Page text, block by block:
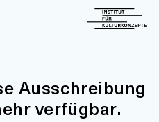
Ausschreibung
verfügbar.